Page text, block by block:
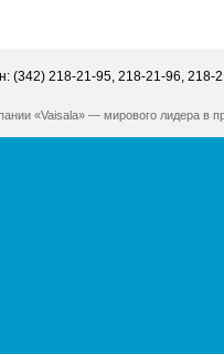
(342) 218-21-95, 218-21-96, 218-
«Vaisala» — мирового лидера в